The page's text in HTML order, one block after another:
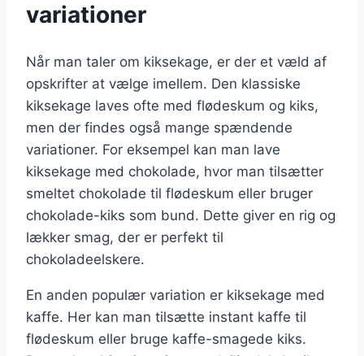
variationer
Når man taler om kiksekage, er der et væld af
opskrifter at vælge imellem. Den klassiske
kiksekage laves ofte med flødeskum og kiks,
men der findes også mange spændende
variationer. For eksempel kan man lave
kiksekage med chokolade, hvor man tilsætter
smeltet chokolade til flødeskum eller bruger
chokolade-kiks som bund. Dette giver en rig og
lækker smag, der er perfekt til
chokoladeelskere.
En anden populær variation er kiksekage med
kaffe. Her kan man tilsætte instant kaffe til
flødeskum eller bruge kaffe-smagede kiks.